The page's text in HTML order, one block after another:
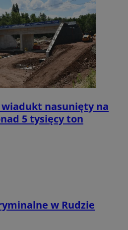
wiadukt nasunięty na
5 tysięcy ton
w Rudzie